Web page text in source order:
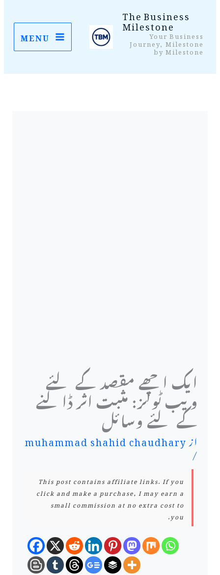
جائیں۔
The Business
MilestoneYour Business
Journey, Milestone
by Milestone
MENU
ایک اچھے مقصد کے لئے
ویب ٹولز: مثبت اثر ڈالنے
کے لئے وسائل
ازmuhammad shahid chaudhary
/
This post contains affiliate links. If you
click and make a purchase, I may earn a
small commission at no extra cost to
you.